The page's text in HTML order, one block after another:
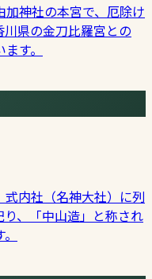
神社の本宮で、厄除け
県の金刀比羅宮との
す。
内社（名神大社）に列
、「中山造」と称され